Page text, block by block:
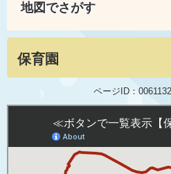
へ
地図でさがす
保育園
ページID：0061132